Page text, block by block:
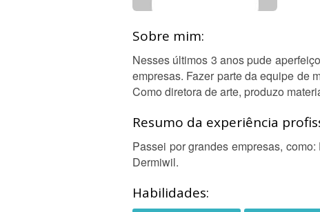
Sobre mim:
Nesses últimos 3 anos pude
empresas. Fazer parte da equipe de
Como diretora de arte, produzo
Resumo da experiência
Passei por grandes empresas,
Dermiwil.
Habilidades: